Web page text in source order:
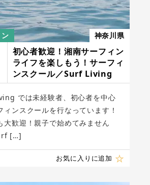
神奈川県
初心者歓迎！湘南サーフィン
ライフを楽しもう！サーフィ
ンスクール／Surf Living
では未経験者、初心者を中心
ィンスクールを行なっています！
大歓迎！親子で始めてみません
[…]
お気に入りに追加